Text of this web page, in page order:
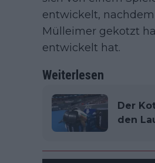
entwickelt,
Mülleimer gekotzt
entwickelt hat.
Weiterlesen
Der
den